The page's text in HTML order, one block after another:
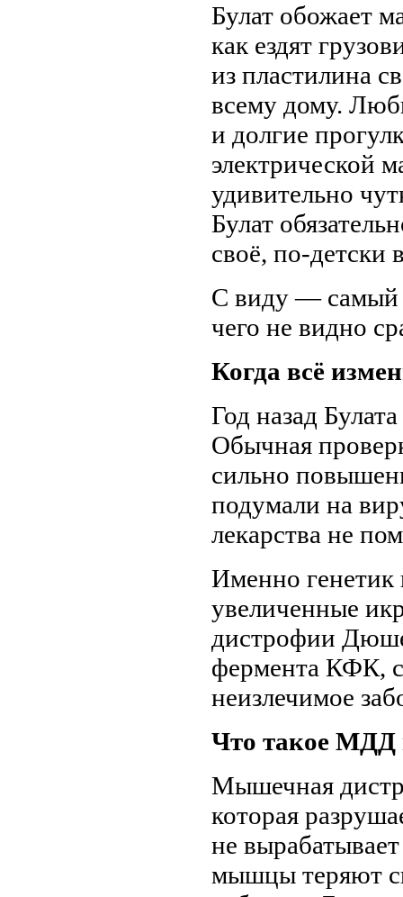
Булат обожает
как ездят
из пластилина
всему дому.
и долгие
электрической
удивительно
Булат
своё, по-детски
С виду — самый
чего не видно
Когда всё
Год назад
Обычная
сильно
подумали на
лекарства не
Именно генетик
увеличенные
дистрофии
фермента КФК,
неизлечимое
Что такое МДД
Мышечная
которая
не
мышцы теряют